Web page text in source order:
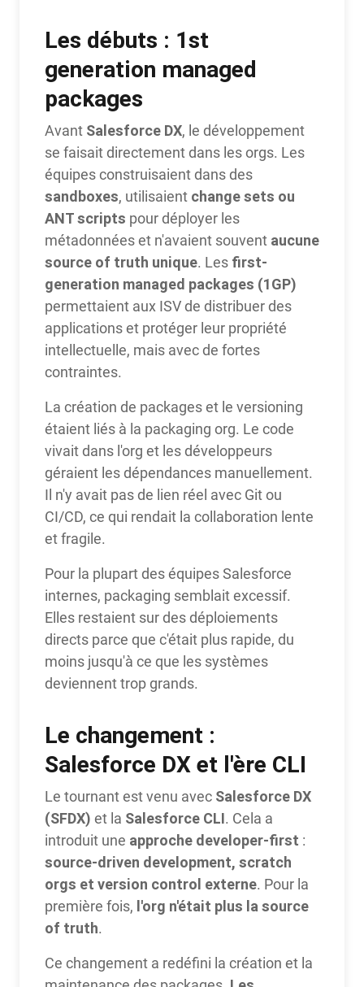
Les débuts : 1st
generation managed
packages
Avant Salesforce DX, le développement
se faisait directement dans les orgs. Les
équipes construisaient dans des
sandboxes, utilisaient change sets ou
ANT scripts pour déployer les
métadonnées et n'avaient souvent aucune
source of truth unique. Les first-
generation managed packages (1GP)
permettaient aux ISV de distribuer des
applications et protéger leur propriété
intellectuelle, mais avec de fortes
contraintes.
La création de packages et le versioning
étaient liés à la packaging org. Le code
vivait dans l'org et les développeurs
géraient les dépendances manuellement.
Il n'y avait pas de lien réel avec Git ou
CI/CD, ce qui rendait la collaboration lente
et fragile.
Pour la plupart des équipes Salesforce
internes, packaging semblait excessif.
Elles restaient sur des déploiements
directs parce que c'était plus rapide, du
moins jusqu'à ce que les systèmes
deviennent trop grands.
Le changement :
Salesforce DX et l'ère CLI
Le tournant est venu avec Salesforce DX
(SFDX) et la Salesforce CLI. Cela a
introduit une approche developer-first :
source-driven development, scratch
orgs et version control externe. Pour la
première fois, l'org n'était plus la source
of truth.
Ce changement a redéfini la création et la